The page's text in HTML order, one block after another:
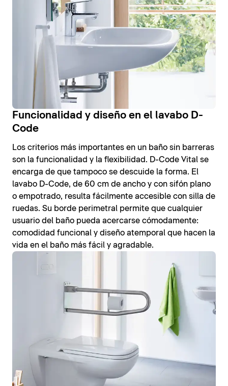
Funcionalidad y diseño en el lavabo D-
Code
Los criterios más importantes en un baño sin barreras
son la funcionalidad y la flexibilidad. D-Code Vital se
encarga de que tampoco se descuide la forma. El
lavabo D-Code, de 60 cm de ancho y con sifón plano
o empotrado, resulta fácilmente accesible con silla de
ruedas. Su borde perimetral permite que cualquier
usuario del baño pueda acercarse cómodamente:
comodidad funcional y diseño atemporal que hacen la
vida en el baño más fácil y agradable.